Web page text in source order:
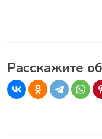
Расскажите